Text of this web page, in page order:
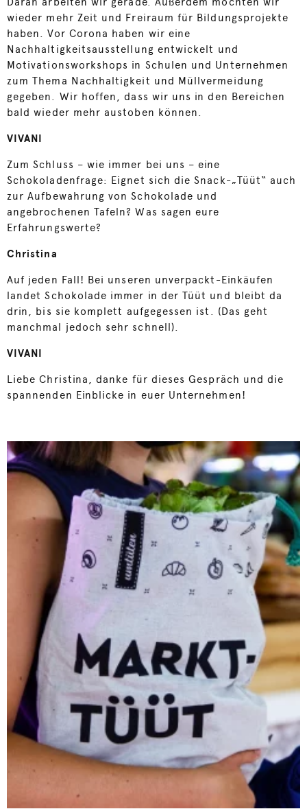
wieder mehr Zeit und Freiraum für Bildungsprojekte
haben. Vor Corona haben wir eine
Nachhaltigkeitsausstellung entwickelt und
Motivationsworkshops in Schulen und Unternehmen
zum Thema Nachhaltigkeit und Müllvermeidung
gegeben. Wir hoffen, dass wir uns in den Bereichen
bald wieder mehr austoben können.
VIVANI
Zum Schluss – wie immer bei uns – eine
Schokoladenfrage: Eignet sich die Snack-„Tüüt“ auch
zur Aufbewahrung von Schokolade und
angebrochenen Tafeln? Was sagen eure
Erfahrungswerte?
Christina
Auf jeden Fall! Bei unseren unverpackt-Einkäufen
landet Schokolade immer in der Tüüt und bleibt da
drin, bis sie komplett aufgegessen ist. (Das geht
manchmal jedoch sehr schnell).
VIVANI
Liebe Christina, danke für dieses Gespräch und die
spannenden Einblicke in euer Unternehmen!